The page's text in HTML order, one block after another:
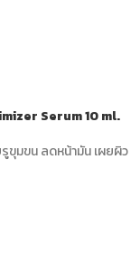
Serum 10 ml.
รูขุมขน ลดหน้ามัน เผยผิว